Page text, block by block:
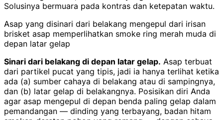
Solusinya bermuara pada kontras dan ketepatan waktu.
Asap yang disinari dari belakang mengepul dari irisan
brisket asap memperlihatkan smoke ring merah muda di
depan latar gelap
Sinari dari belakang di depan latar gelap. Asap terbuat
dari partikel pucat yang tipis, jadi ia hanya terlihat ketika
ada (a) sumber cahaya di belakang atau di sampingnya,
dan (b) latar gelap di belakangnya. Posisikan diri Anda
agar asap mengepul di depan benda paling gelap dalam
pemandangan — dinding yang terbayang, badan hitam